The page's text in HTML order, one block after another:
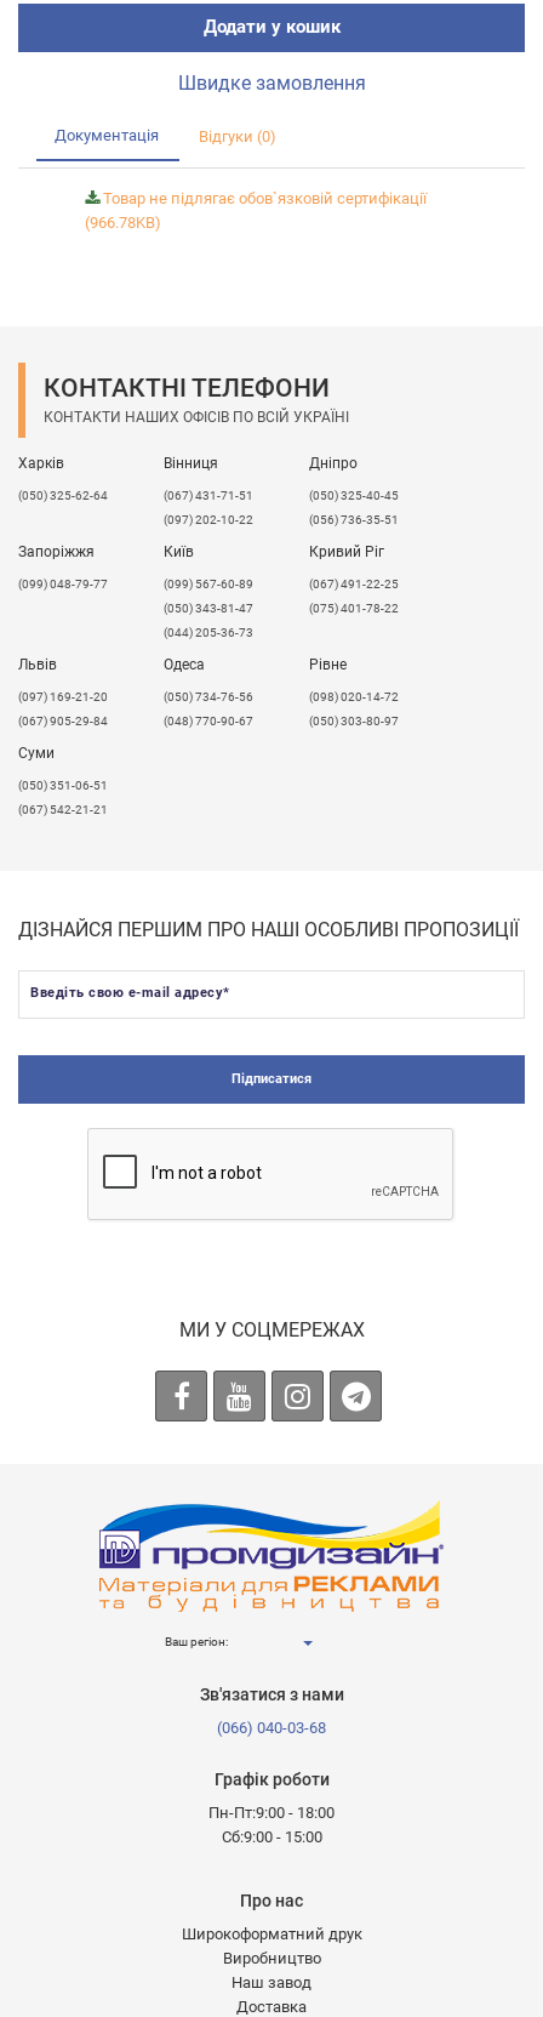
Додати у кошик
Швидке замовлення
Документація Відгуки (0)
Товар не підлягає обов`язковій сертифікації
(966.78KB)
КОНТАКТНІ ТЕЛЕФОНИ
КОНТАКТИ НАШИХ ОФІСІВ ПО ВСІЙ УКРАЇНІ
Харків
(050) 325-62-64
Вінниця
(067) 431-71-51
(097) 202-10-22
Дніпро
(050) 325-40-45
(056) 736-35-51
Запоріжжя
(099) 048-79-77
Київ
(099) 567-60-89
(050) 343-81-47
(044) 205-36-73
Кривий Ріг
(067) 491-22-25
(075) 401-78-22
Львів
​(097) 169-21-20
(067) 905-29-84
Одеса
(050) 734-76-56
(048) 770-90-67
Рівне
(098) 020-14-72
(050) 303-80-97
Суми
(050) 351-06-51
(067) 542-21-21
ДІЗНАЙСЯ ПЕРШИМ ПРО НАШІ ОСОБЛИВІ ПРОПОЗИЦІЇ
Введіть свою e-mail адресу*
Підписатися
МИ У СОЦМЕРЕЖАХ
Ваш регіон:
Зв'язатися з нами
(066) 040-03-68
Графік роботи
Пн-Пт:9:00 - 18:00
Сб:9:00 - 15:00
Про нас
Широкоформатний друк
Виробництво
Наш завод
Доставка